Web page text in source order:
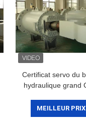
Certificat servo du
hydraulique grand
de contrôle de
MEILLEUR PRIX